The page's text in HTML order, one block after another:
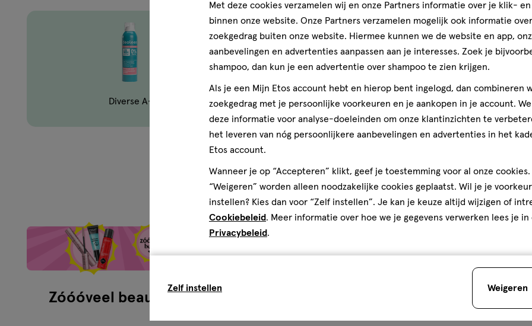
Diverse A-merken Biodermal
Zóóóveel zomerassortiment bij
Zóóóveel beauty Zóóóveel
Met deze cookies verzamelen wij en onze Partners informatie over je klik-
binnen onze website. Onze Partners verzamelen mogelijk ook informatie
zoekgedrag buiten onze website. Hiermee kunnen we de website en app,
aanbevelingen en advertenties aanpassen aan je interesses. Zoek je
shampoo, dan kun je een advertentie over shampoo te zien krijgen.
Als je een Mijn Etos account hebt en hierop bent ingelogd, dan combineren
zoekgedrag met je persoonlijke voorkeuren en je aankopen in je account.
deze informatie voor analyse-doeleinden om onze klantinzichten te
het leveren van nóg persoonlijkere aanbevelingen en advertenties in het
Etos account.
Wanneer je op “Accepteren” klikt, geef je toestemming voor al onze cookies.
“Weigeren” worden alleen noodzakelijke cookies geplaatst. Wil je je
instellen? Kies dan voor “Zelf instellen”. Je kan je keuze altijd wijzigen of
Cookiebeleid. Meer informatie over hoe we je gegevens verwerken lees je in
Privacybeleid.
Zelf instellen Weigeren